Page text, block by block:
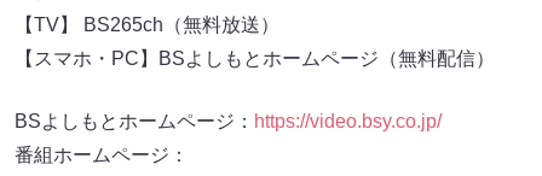
【TV】 BS265ch（無料放送）
【スマホ・PC】BSよしもとホームページ（無料配信）
BSよしもとホームページ： https://video.bsy.co.jp/
番組ホームページ：